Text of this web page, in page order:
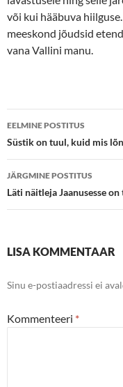
või kui hääbuva
meeskond jõudsid
vana Vallini manu.
Postituste
töölaud
EELMINE POSTITUS
Süstik on tuul, kuid mis
JÄRGMINE POSTITUS
Läti näitleja Jaanusesse
LISA KOMMENTAAR
Sinu e-postiaadressi ei
Kommenteeri *